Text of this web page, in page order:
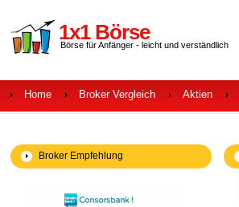
1x1 Börse
Börse für Anfänger - leicht und verständlich
Home Broker Vergleich Aktien
Broker Empfehlung